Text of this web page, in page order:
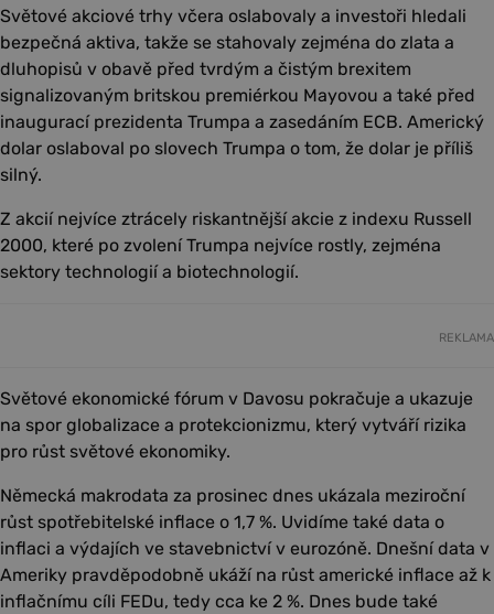
Světové akciové trhy včera oslabovaly a investoři hledali
bezpečná aktiva, takže se stahovaly zejména do zlata a
dluhopisů v obavě před tvrdým a čistým brexitem
signalizovaným britskou premiérkou Mayovou a také před
inaugurací prezidenta Trumpa a zasedáním ECB. Americký
dolar oslaboval po slovech Trumpa o tom, že dolar je příliš
silný.
Z akcií nejvíce ztrácely riskantnější akcie z indexu Russell
2000, které po zvolení Trumpa nejvíce rostly, zejména
sektory technologií a biotechnologií.
REKLAMA
Světové ekonomické fórum v Davosu pokračuje a ukazuje
na spor globalizace a protekcionizmu, který vytváří rizika
pro růst světové ekonomiky.
Německá makrodata za prosinec dnes ukázala meziroční
růst spotřebitelské inflace o 1,7 %. Uvidíme také data o
inflaci a výdajích ve stavebnictví v eurozóně. Dnešní data v
Ameriky pravděpodobně ukáží na růst americké inflace až k
inflačnímu cíli FEDu, tedy cca ke 2 %. Dnes bude také